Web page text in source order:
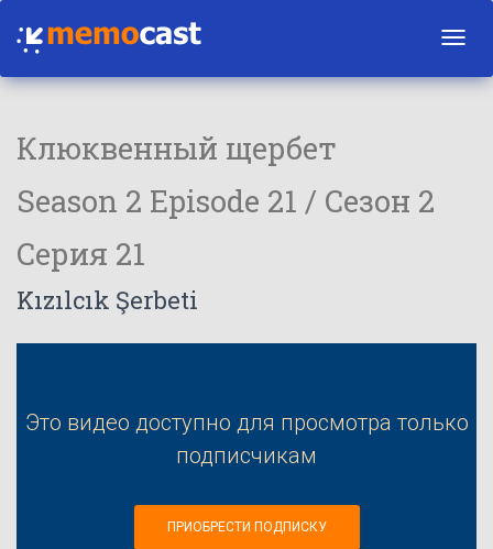
Клюквенный щербет
Season 2 Episode 21 / Сезон 2
Серия 21
Kızılcık Şerbeti
Это видео доступно для просмотра только
подписчикам
ПРИОБРЕСТИ ПОДПИСКУ